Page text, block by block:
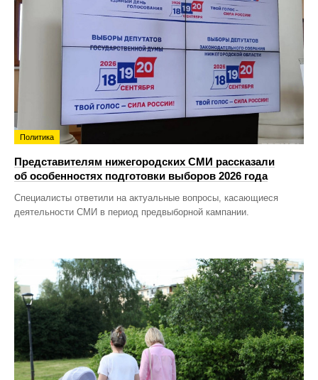
Политика
Представителям нижегородских СМИ рассказали
об особенностях подготовки выборов 2026 года
Специалисты ответили на актуальные вопросы, касающиеся
деятельности СМИ в период предвыборной кампании.